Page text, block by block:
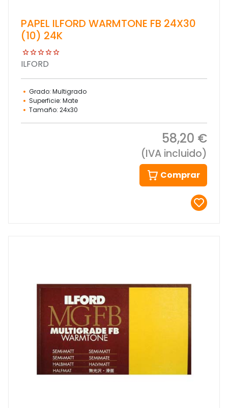
PAPEL ILFORD WARMTONE FB 24X30
(10) 24K
ILFORD
Grado: Multigrado
Superficie: Mate
Tamaño: 24x30
58,20 €
(IVA incluido)
Comprar